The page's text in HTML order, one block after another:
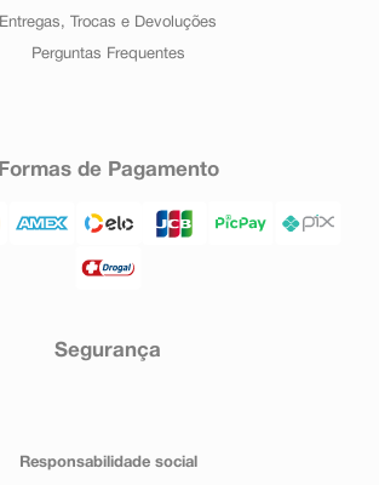
Entregas, Trocas e Devoluções
Perguntas Frequentes
Formas de Pagamento
Segurança
Responsabilidade social